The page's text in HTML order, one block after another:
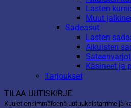
Lasten
Muut
Sadeasut
Lasten
Aikuisten
Sateenvarjot
Käsineet ja
Tarjoukset
TILAA UUTISKIRJE
Kuulet ensimmäisenä uutuuksistamme ja